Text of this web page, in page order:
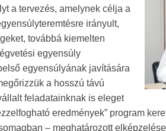
a tervezés, amelynek célja a
irányult,
továbbá kiemelten
egyensúly
egyensúlyának javítására
a hosszú távú
feladatainknak is eleget
eredmények” program
– meghatározott